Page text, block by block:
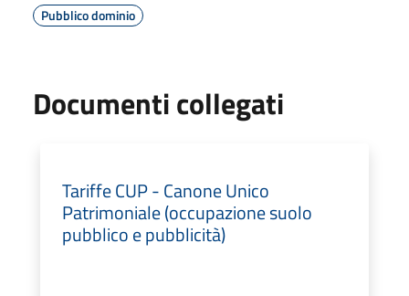
Pubblico dominio
Documenti collegati
Tariffe CUP - Canone Unico
Patrimoniale (occupazione suolo
pubblico e pubblicità)